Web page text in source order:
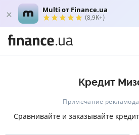
Multi от Finance.ua
(8,9K+)
Кредит
Примечание
Сравнивайте и заказывайте